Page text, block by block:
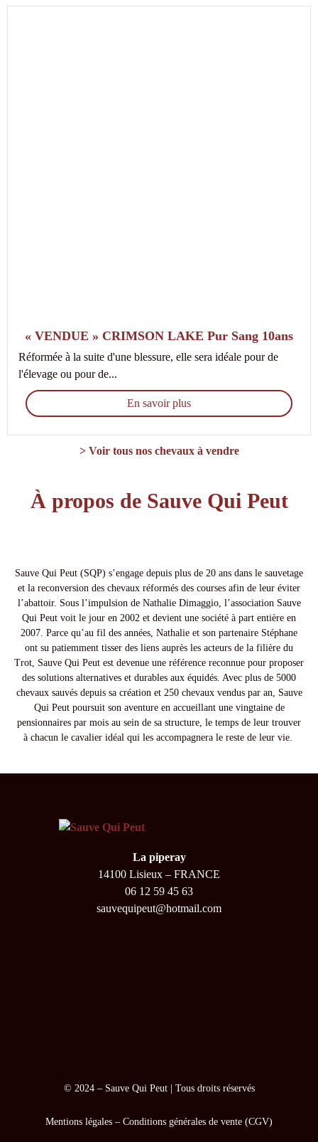
« VENDUE » CRIMSON LAKE Pur Sang 10ans
Réformée à la suite d'une blessure, elle sera idéale pour de
l'élevage ou pour de...
En savoir plus
> Voir tous nos chevaux à vendre
À propos de Sauve Qui Peut
Sauve Qui Peut (SQP) s’engage depuis plus de 20 ans dans le sauvetage
et la reconversion des chevaux réformés des courses afin de leur éviter
l’abattoir. Sous l’impulsion de Nathalie Dimaggio, l’association Sauve
Qui Peut voit le jour en 2002 et devient une société à part entière en
2007. Parce qu’au fil des années, Nathalie et son partenaire Stéphane
ont su patiemment tisser des liens auprès les acteurs de la filière du
Trot, Sauve Qui Peut est devenue une référence reconnue pour proposer
des solutions alternatives et durables aux équidés. Avec plus de 5000
chevaux sauvés depuis sa création et 250 chevaux vendus par an, Sauve
Qui Peut poursuit son aventure en accueillant une vingtaine de
pensionnaires par mois au sein de sa structure, le temps de leur trouver
à chacun le cavalier idéal qui les accompagnera le reste de leur vie.
La piperay
14100 Lisieux – FRANCE
06 12 59 45 63
sauvequipeut@hotmail.com
© 2024 – Sauve Qui Peut| Tous droits réservés
Mentions légales – Conditions générales de vente (CGV)